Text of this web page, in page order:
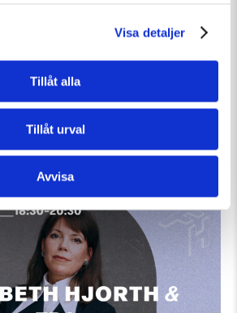
Visa detaljer
Tillåt alla
Tillåt urval
Avvisa
Kl 18:30